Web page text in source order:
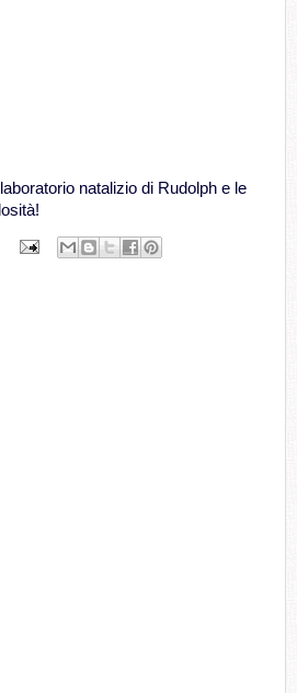
natalizio di Rudolph e le